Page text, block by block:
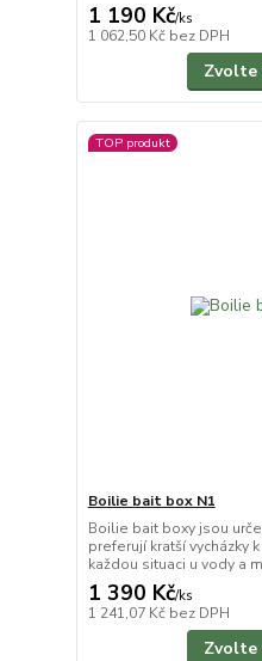
1 190 Kč/ks
1 062,50 Kč bez DPH
Zvolte
TOP produkt
Boilie bait box N1
Boilie bait boxy jsou
preferují kratší vycházky
každou situaci u vody a
1 390 Kč/ks
1 241,07 Kč bez DPH
Zvolte